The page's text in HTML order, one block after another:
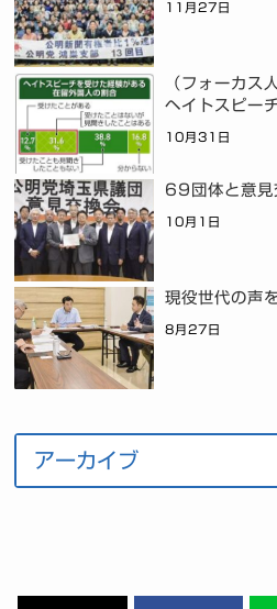
11月27日
（フォーカス
ヘイトスピー
10月31日
69団体と意見
10月1日
現役世代の声
8月27日